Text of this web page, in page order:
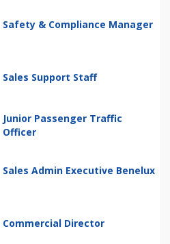
Safety & Compliance Manager
Sales Support Staff
Junior Passenger Traffic
Officer
Sales Admin Executive Benelux
Commercial Director